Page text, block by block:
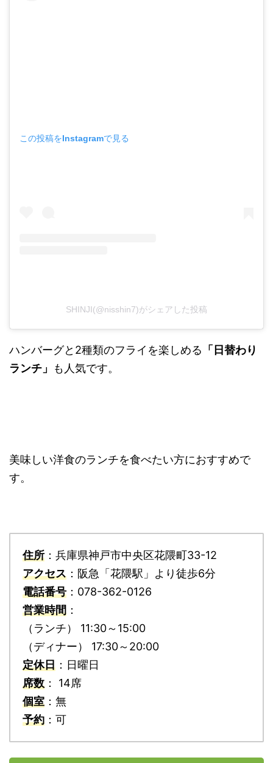
この投稿をInstagramで見る
SHINJI(@nisshin7)がシェアした投稿
ハンバーグと2種類のフライを楽しめる 「日替わり
ランチ」
も人気です。
美味しい洋食のランチを食べたい方におすすめで
す。
住所 ：兵庫県神戸市中央区花隈町33-12
アクセス ：阪急「花隈駅」より徒歩6分
電話番号 ：078-362-0126
営業時間 ：
（ランチ） 11:30～15:00
（ディナー） 17:30～20:00
定休日 ：日曜日
席数 ： 14席
個室 ：無
予約 ：可